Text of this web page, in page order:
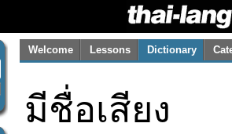
Welcome Lessons Dictionary
มีชื่อเสียง